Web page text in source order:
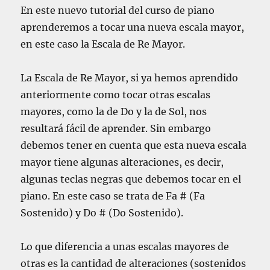
o
c
l
o
r
d
e
M
r
En este nuevo tutorial del curso de piano
aprenderemos a tocar una nueva escala mayor,
en este caso la Escala de Re Mayor.
La Escala de Re Mayor, si ya hemos aprendido
anteriormente como tocar otras escalas
mayores, como la de Do y la de Sol, nos
resultará fácil de aprender. Sin embargo
debemos tener en cuenta que esta nueva escala
mayor tiene algunas alteraciones, es decir,
algunas teclas negras que debemos tocar en el
piano. En este caso se trata de Fa # (Fa
Sostenido) y Do # (Do Sostenido).
Lo que diferencia a unas escalas mayores de
otras es la cantidad de alteraciones (sostenidos